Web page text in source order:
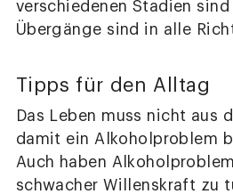
verschiedenen Stadien
Übergänge sind in alle
Tipps für den Alltag
Das Leben muss nicht aus
damit ein Alkoholproblem
Auch haben
schwacher Willenskraft zu